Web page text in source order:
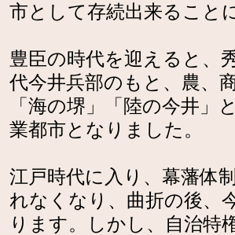
市として存続出来ること
豊臣の時代を迎えると、
代今井兵部のもと、農、
「海の堺」「陸の今井
業都市となりました。
江戸時代に入り、幕藩体
れなくなり、曲折の後、
ります。しかし、自治特